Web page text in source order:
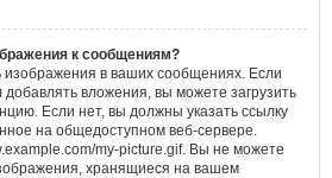
к сообщениям?
в ваших сообщениях. Если
вложения, вы можете загрузить
Если нет, вы должны указать ссылку
на общедоступном веб-сервере.
my-picture.gif. Вы не можете
хранящиеся на вашем